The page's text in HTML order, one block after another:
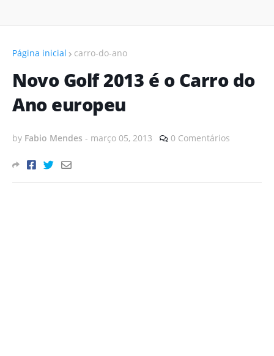
Página inicial carro-do-ano
Novo Golf 2013 é o Carro do
Ano europeu
by Fabio Mendes - março 05, 2013 0 Comentários